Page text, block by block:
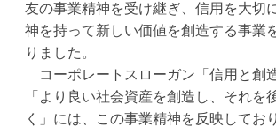
友の事業精神を受け継ぎ、信用を大切
神を持って新しい価値を創造する事業
りました。
コーポレートスローガン「信用と創
「より良い社会資産を創造し、それを
く」には、この事業精神を反映してお